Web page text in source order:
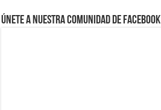
Únete a nuestra comunidad de Facebook